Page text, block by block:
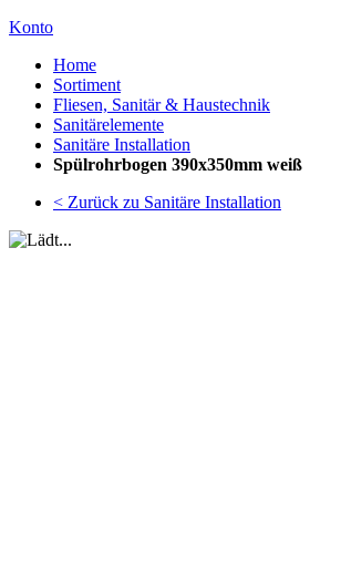
Konto
Home
Sortiment
Fliesen, Sanitär & Haustechnik
Sanitärelemente
Sanitäre Installation
Spülrohrbogen 390x350mm weiß
< Zurück zu Sanitäre Installation